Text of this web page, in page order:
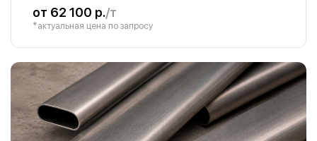
от 62 100 р./т
*актуальная цена по запросу